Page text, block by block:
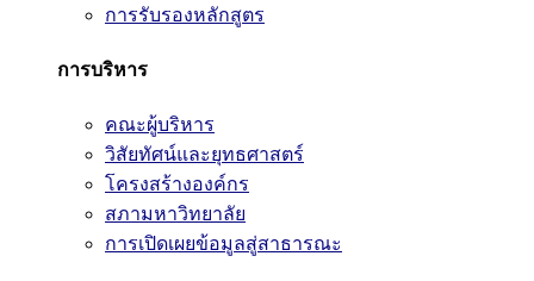
การรับรองหลักสูตร
การบริหาร
คณะผู้บริหาร
วิสัยทัศน์และยุทธศาสตร์
โครงสร้างองค์กร
สภามหาวิทยาลัย
การเปิดเผยข้อมูลสู่สาธารณะ